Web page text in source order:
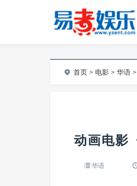
首页 > 电影 >华语 >
动画电影
华语